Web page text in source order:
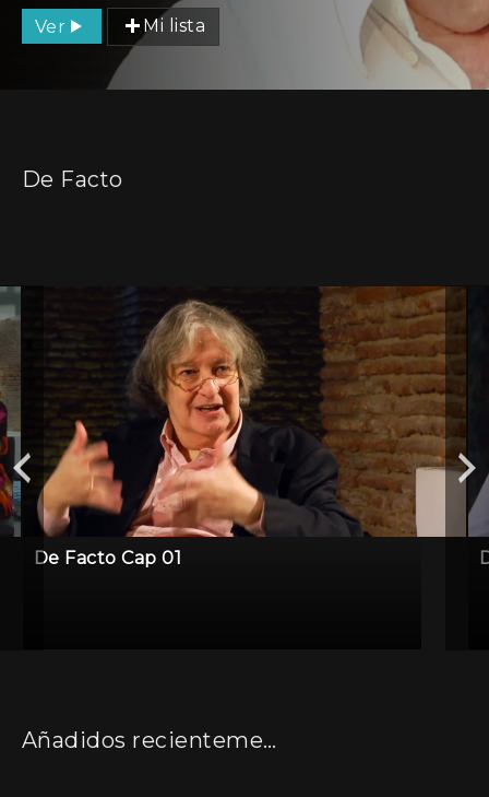
Ver Mi lista
De Facto
De Facto Cap 01
Añadidos recientemente